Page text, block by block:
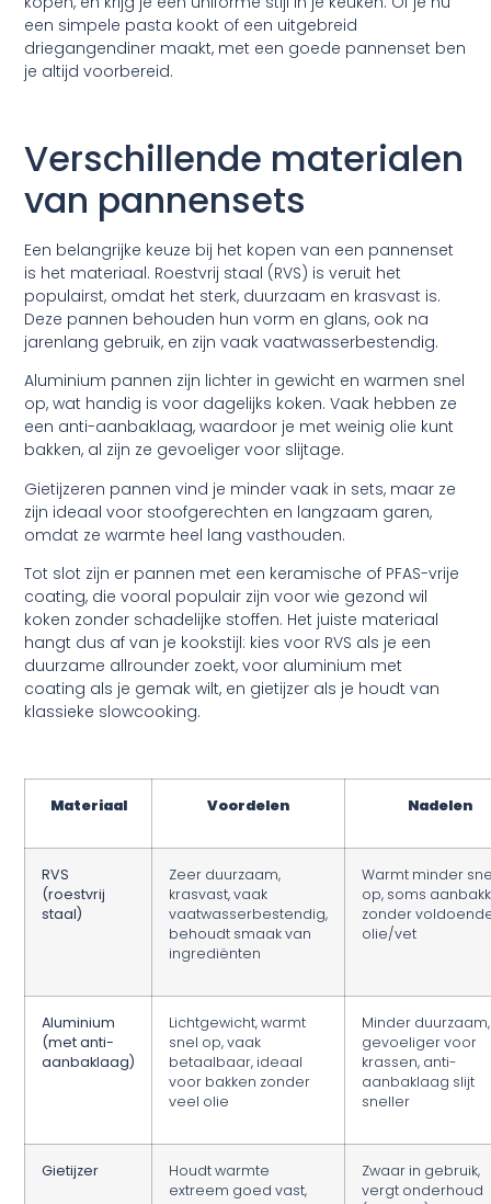
een simpele pasta kookt of een uitgebreid
driegangendiner maakt, met een goede pannenset ben
je altijd voorbereid.
Verschillende materialen
van pannensets
Een belangrijke keuze bij het kopen van een pannenset
is het materiaal. Roestvrij staal (RVS) is veruit het
populairst, omdat het sterk, duurzaam en krasvast is.
Deze pannen behouden hun vorm en glans, ook na
jarenlang gebruik, en zijn vaak vaatwasserbestendig.
Aluminium pannen zijn lichter in gewicht en warmen snel
op, wat handig is voor dagelijks koken. Vaak hebben ze
een anti-aanbaklaag, waardoor je met weinig olie kunt
bakken, al zijn ze gevoeliger voor slijtage.
Gietijzeren pannen vind je minder vaak in sets, maar ze
zijn ideaal voor stoofgerechten en langzaam garen,
omdat ze warmte heel lang vasthouden.
Tot slot zijn er pannen met een keramische of PFAS-vrije
coating, die vooral populair zijn voor wie gezond wil
koken zonder schadelijke stoffen. Het juiste materiaal
hangt dus af van je kookstijl: kies voor RVS als je een
duurzame allrounder zoekt, voor aluminium met
coating als je gemak wilt, en gietijzer als je houdt van
klassieke slowcooking.
Materiaal Voordelen Nadelen
RVS
(roestvrij
staal)
Zeer duurzaam,
krasvast, vaak
vaatwasserbestendig,
behoudt smaak van
ingrediënten
Warmt minder
op, soms
zonder
olie/vet
Aluminium
(met anti-
aanbaklaag)
Lichtgewicht, warmt
snel op, vaak
betaalbaar, ideaal
voor bakken zonder
veel olie
Minder duurzaam,
gevoeliger voor
krassen, anti-
aanbaklaag slijt
sneller
Gietijzer
Houdt warmte
extreem goed vast,
Zwaar in gebruik,
vergt onderhoud